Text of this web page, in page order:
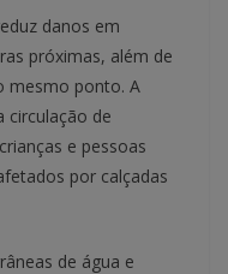
danos em
próximas, além de
mesmo ponto. A
circulação de
e pessoas
por calçadas
de água e